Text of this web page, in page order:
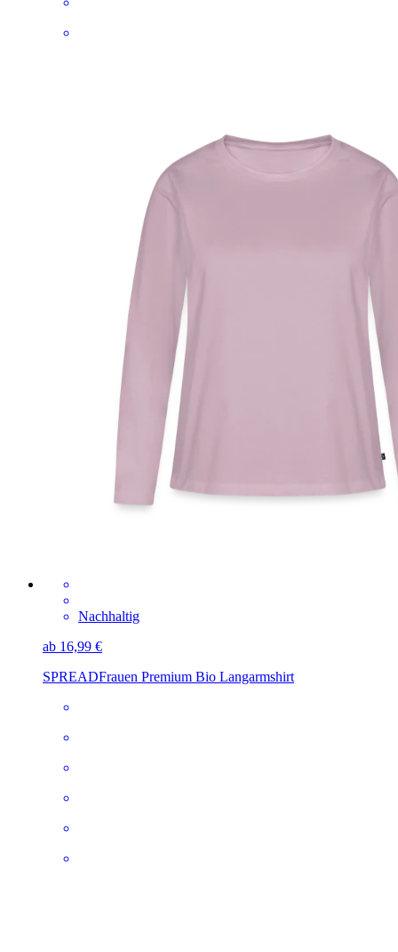
Nachhaltig
ab 16,99 €
SPREADFrauen Premium Bio Langarmshirt